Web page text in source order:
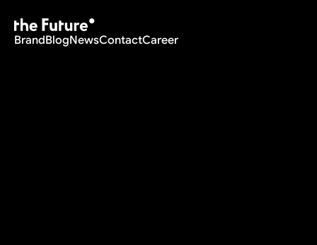
BrandBlogNewsContactCareer